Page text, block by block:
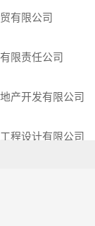
有限公司
限责任公司
产开发有限公司
程设计有限公司